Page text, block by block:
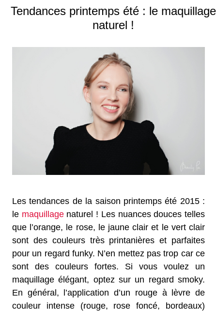
Tendances printemps été : le maquillage
naturel !
Les tendances de la saison printemps été 2015 :
le maquillagenaturel ! Les nuances douces telles
que l’orange, le rose, le jaune clair et le vert clair
sont des couleurs très printanières et parfaites
pour un regard funky. N’en mettez pas trop car ce
sont des couleurs fortes. Si vous voulez un
maquillage élégant, optez sur un regard smoky.
En général, l’application d’un rouge à lèvre de
couleur intense (rouge, rose foncé, bordeaux)